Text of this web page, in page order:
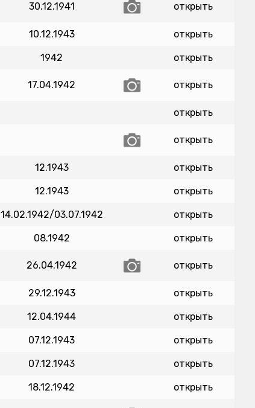
30.12.1941 открыть
10.12.1943 открыть
1942 открыть
17.04.1942 открыть
открыть
открыть
12.1943 открыть
12.1943 открыть
14.02.1942/03.07.1942 открыть
08.1942 открыть
26.04.1942 открыть
29.12.1943 открыть
12.04.1944 открыть
07.12.1943 открыть
07.12.1943 открыть
18.12.1942 открыть